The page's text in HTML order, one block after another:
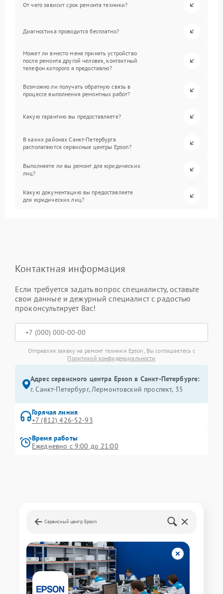
От чего зависит срок ремонта техники?
Диагностика проводится бесплатно?
Может ли вместо меня принять устройство
после ремонта другой человек, контактный
телефон которого я предоставлю?
Возможно ли получать обратную связь в
процессе выполнения ремонтных работ?
Какую гарантию вы предоставляете?
В каких районах Санкт-Петербурга
располагаются сервисные центры Epson?
Выполняете ли вы ремонт для юридических
лиц?
Какую документацию вы предоставляете
для юридических лиц?
Контактная информация
Если требуется задать вопрос специалисту, оставьте
свои данные и дежурный специалист с радостью
проконсультирует Вас!
Отправляя заявку на ремонт техники Epson, Вы соглашаетесь с
Политикой конфиденциальности
Адрес сервисного центра Epson в Санкт-Петербурге:
г. Санкт-Петербург, Лермонтовский проспект, 35
Горячая линия
+7 (812) 426-52-93
Время работы
Ежедневно с 9:00 до 21:00
Сервисный центр Epson